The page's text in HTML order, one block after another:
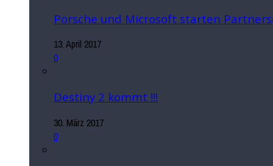
Porsche und Microsoft starten
13. April 2017
0
Destiny 2 kommt !!!
30. März 2017
0